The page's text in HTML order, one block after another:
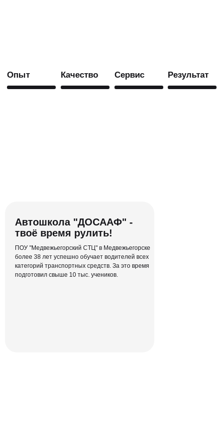
Автошкола "ДОСААФ" -
твоё время рулить!
ПОУ "Медвежьегорский СТЦ" в Медвежьегорске
более 38 лет успешно обучает водителей всех
категорий транспортных средств. За это время
подготовил свыше 10 тыс. учеников.